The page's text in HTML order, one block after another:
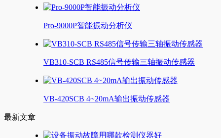
Pro-9000P智能振动分析仪
VB310-SCB RS485信号传输三轴振动传感器
VB-420SCB 4~20mA输出振动传感器
最新文章